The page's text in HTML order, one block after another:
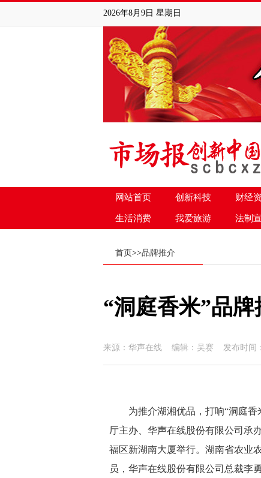
2026年8月9日 星期日
网站首页 创新科技 财经
生活消费 我爱旅游 法制
首页>>品牌推介
“洞庭香米”品
来源：华声在线 编辑：吴赛 发布时间
为推介湖湘优品，打响“洞庭
厅主办、华声在线股份有限公司承
福区新湖南大厦举行。湖南省农业
员，华声在线股份有限公司总裁李